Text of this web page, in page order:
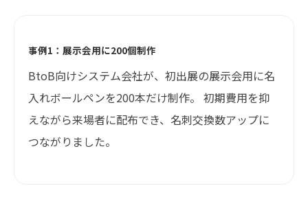
事例1：展示会用に200個制作
BtoB向けシステム会社が、初出展の展示会用に名
入れボールペンを200本だけ制作。 初期費用を抑
えながら来場者に配布でき、名刺交換数アップに
つながりました。